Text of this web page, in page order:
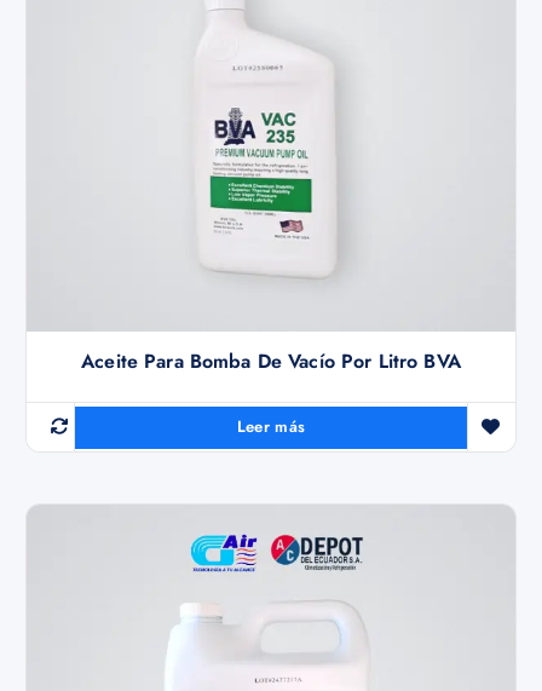
Aceite Para Bomba De Vacío Por Litro BVA
Leer más